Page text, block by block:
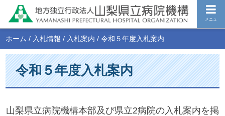
メニュ
ホーム / 入札情報 / 入札案内 /令和５年度入札案内
令和５年度入札案内
山梨県立病院機構本部及び県立2病院の入札案内を掲